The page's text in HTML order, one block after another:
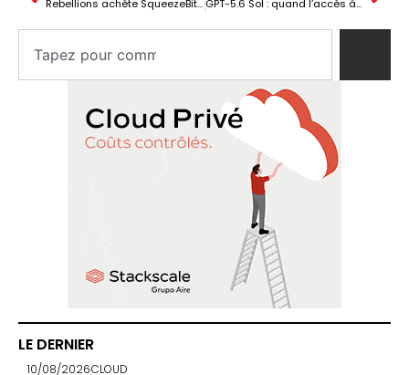
Rebellions achète SqueezeBits pour boucler son offre d’inférence IA GPT-5.6 Sol : quand l’accès à l’IA devient une question politique
LE DERNIER
10/08/2026CLOUD